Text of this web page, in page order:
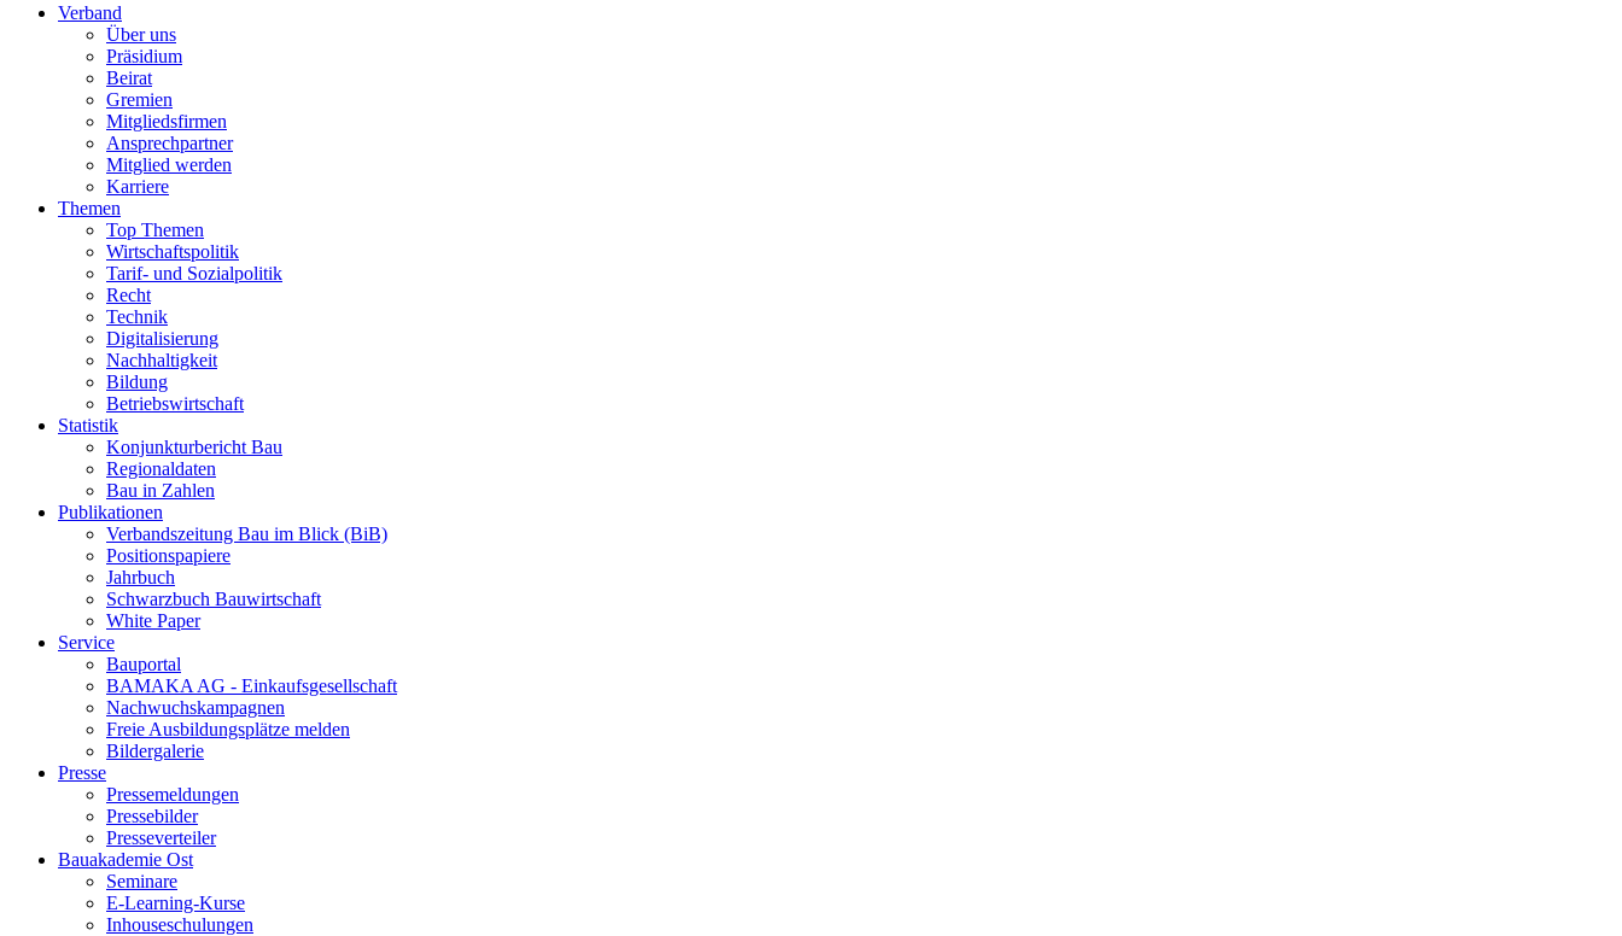
Verband
Über uns
Präsidium
Beirat
Gremien
Mitgliedsfirmen
Ansprechpartner
Mitglied werden
Karriere
Themen
Top Themen
Wirtschaftspolitik
Tarif- und Sozialpolitik
Recht
Technik
Digitalisierung
Nachhaltigkeit
Bildung
Betriebswirtschaft
Statistik
Konjunkturbericht Bau
Regionaldaten
Bau in Zahlen
Publikationen
Verbandszeitung Bau im Blick (BiB)
Positionspapiere
Jahrbuch
Schwarzbuch Bauwirtschaft
White Paper
Service
Bauportal
BAMAKA AG - Einkaufsgesellschaft
Nachwuchskampagnen
Freie Ausbildungsplätze melden
Bildergalerie
Presse
Pressemeldungen
Pressebilder
Presseverteiler
Bauakademie Ost
Seminare
E-Learning-Kurse
Inhouseschulungen